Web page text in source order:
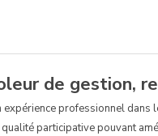
de gestion,
professionnel dans
participative pouvant